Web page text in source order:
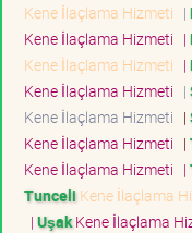
Kene İlaçlama Hizmeti |
Kene İlaçlama Hizmeti |
Kene İlaçlama Hizmeti |
Kene İlaçlama Hizmeti |
Kene İlaçlama Hizmeti |
Kene İlaçlama Hizmeti |
Kene İlaçlama Hizmeti |
Tunceli Kene İlaçlama
| UşakKene İlaçlama